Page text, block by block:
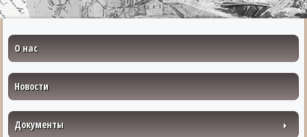
О нас
Новости
Документы